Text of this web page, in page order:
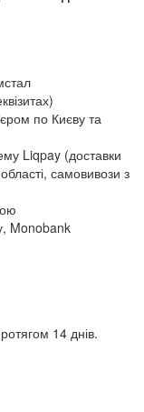
по Києву та
Liqpay (доставки
самовивози з
Monobank
14 днів.